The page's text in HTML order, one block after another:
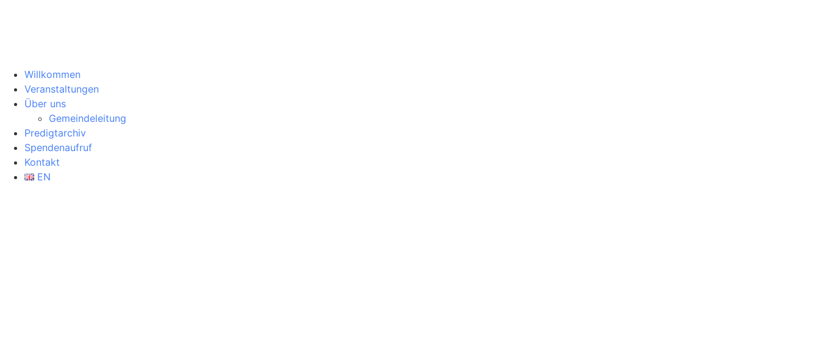
Willkommen
Veranstaltungen
Über uns
Gemeindeleitung
Predigtarchiv
Spendenaufruf
Kontakt
EN